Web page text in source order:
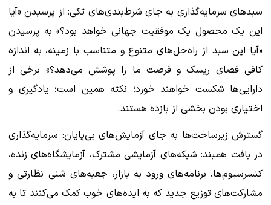
سبدهای سرمایه‌گذاری به جای شرط‌بندی‌های تکی: از پرسیدن «آیا
این یک محصول یک موفقیت جهانی خواهد بود؟» به پرسیدن
«آیا این سبد از راه‌حل‌های متنوع و متناسب با زمینه، به اندازه
کافی فضای ریسک و فرصت ما را پوشش می‌دهد؟» برخی از
دارایی‌ها شکست خواهند خورد؛ نکته همین است؛ یادگیری و
اختیاری بودن بخشی از بازده هستند.
گسترش زیرساخت‌ها به جای آزمایش‌های بی‌پایان: سرمایه‌گذاری
در بافت همبند: شبکه‌های آزمایشی مشترک، آزمایشگاه‌های زنده،
کنسرسیوم‌ها، برنامه‌های ورود به بازار، جعبه‌های شنی نظارتی و
مشارکت‌های توزیع جدید که به ایده‌های خوب کمک می‌کنند تا به